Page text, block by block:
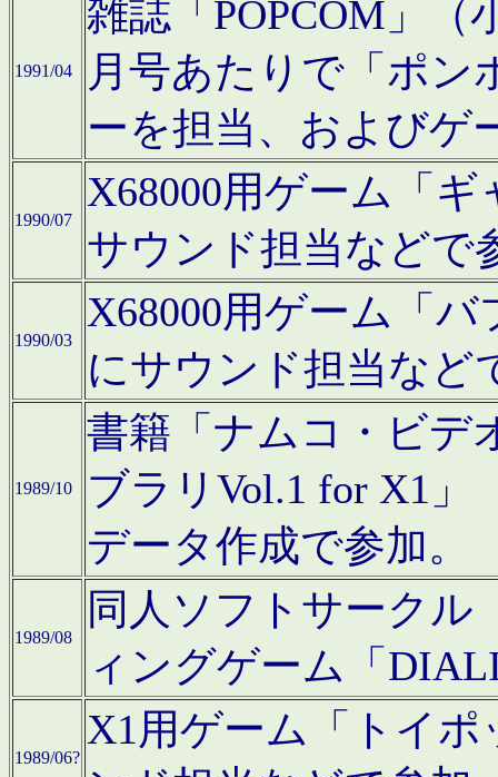
1991/04
雑誌「POPCOM」（
月号あたりで「ポン
ーを担当、およびゲ
1990/07
X68000用ゲーム「
サウンド担当などで
1990/03
X68000用ゲーム「
にサウンド担当など
1989/10
書籍「ナムコ・ビデ
ブラリVol.1 for X1」
データ作成で参加。
1989/08
同人ソフトサークル
ィングゲーム「
1989/06?
X1用ゲーム「トイ